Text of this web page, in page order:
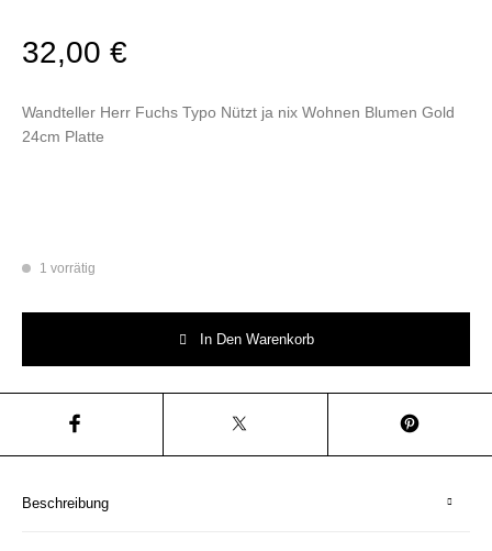
32,00€
Wandteller Herr Fuchs Typo Nützt ja nix Wohnen Blumen Gold
24cm Platte
1 vorrätig
In Den Warenkorb
Beschreibung